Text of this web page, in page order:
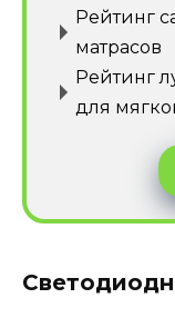
Рейтинг
матрасов
Рейтинг
для